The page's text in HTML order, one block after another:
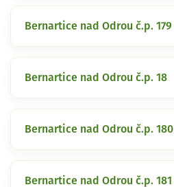
Bernartice nad Odrou č.p. 179
Bernartice nad Odrou č.p. 18
Bernartice nad Odrou č.p. 180
Bernartice nad Odrou č.p. 181